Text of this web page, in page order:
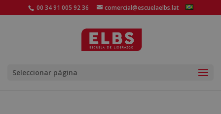
00 34 91 005 92 36 comercial@escuelaelbs.lat
Seleccionar página